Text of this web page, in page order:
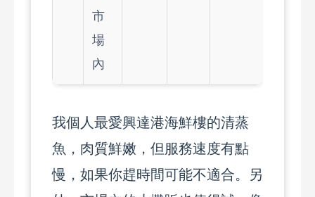
市
場
內
我個人最愛興達港海鮮樓的清蒸
魚，肉質鮮嫩，但服務速度有點
慢，如果你趕時間可能不適合。另